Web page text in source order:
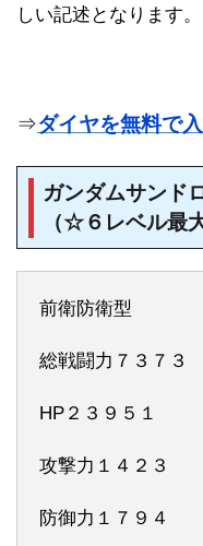
しい記述となります。
⇒ダイヤを無料で
ガンダムサンド
（☆６レベル最
前衛防衛型
総戦闘力７３７３
HP２３９５１
攻撃力１４２３
防御力１７９４